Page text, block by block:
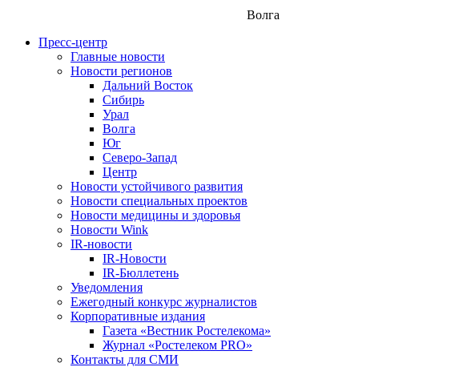
Волга
Пресс-центр
Главные новости
Новости регионов
Дальний Восток
Сибирь
Урал
Волга
Юг
Северо-Запад
Центр
Новости устойчивого развития
Новости специальных проектов
Новости медицины и здоровья
Новости Wink
IR-новости
IR-Новости
IR-Бюллетень
Уведомления
Ежегодный конкурс журналистов
Корпоративные издания
Газета «Вестник Ростелекома»
Журнал «Ростелеком PRO»
Контакты для СМИ